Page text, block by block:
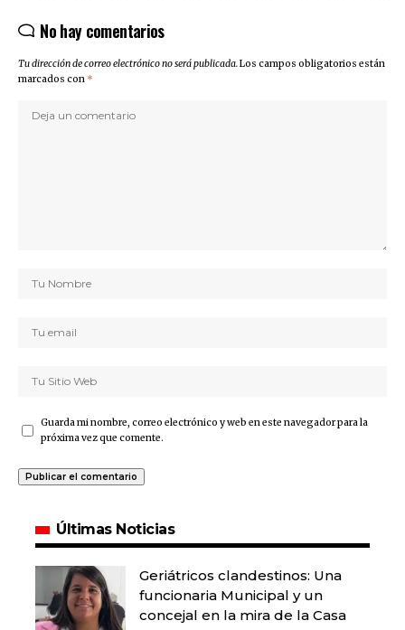
No hay comentarios
Tu dirección de correo electrónico no será publicada.Los campos obligatorios están
marcados con *
Guarda mi nombre, correo electrónico y web en este navegador para la
próxima vez que comente.
Últimas Noticias
Geriátricos clandestinos: Una
funcionaria Municipal y un
concejal en la mira de la Casa